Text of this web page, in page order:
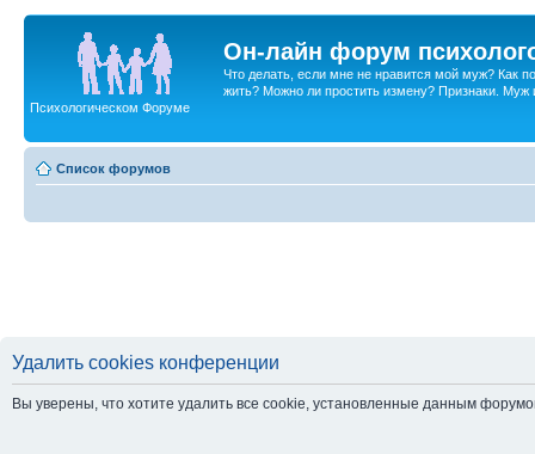
Он-лайн форум
Что делать, если мне не нравится мой муж? Как
жить? Можно ли простить измену? Признаки. Муж
Психологическом Форуме
Список форумов
Удалить cookies конференции
Вы уверены, что хотите удалить все cookie, установленные данным